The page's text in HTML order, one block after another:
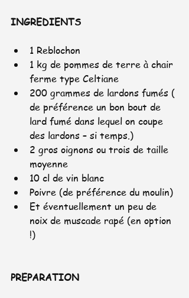
INGREDIENTS
1 Reblochon
1 kg de pommes de terre à chair
ferme type Celtiane
200 grammes de lardons fumés (
de préférence un bon bout de
lard fumé dans lequel on coupe
des lardons – si temps.)
2 gros oignons ou trois de taille
moyenne
10 cl de vin blanc
Poivre (de préférence du moulin)
Et éventuellement un peu de
noix de muscade rapé (en option
!)
PREPARATION